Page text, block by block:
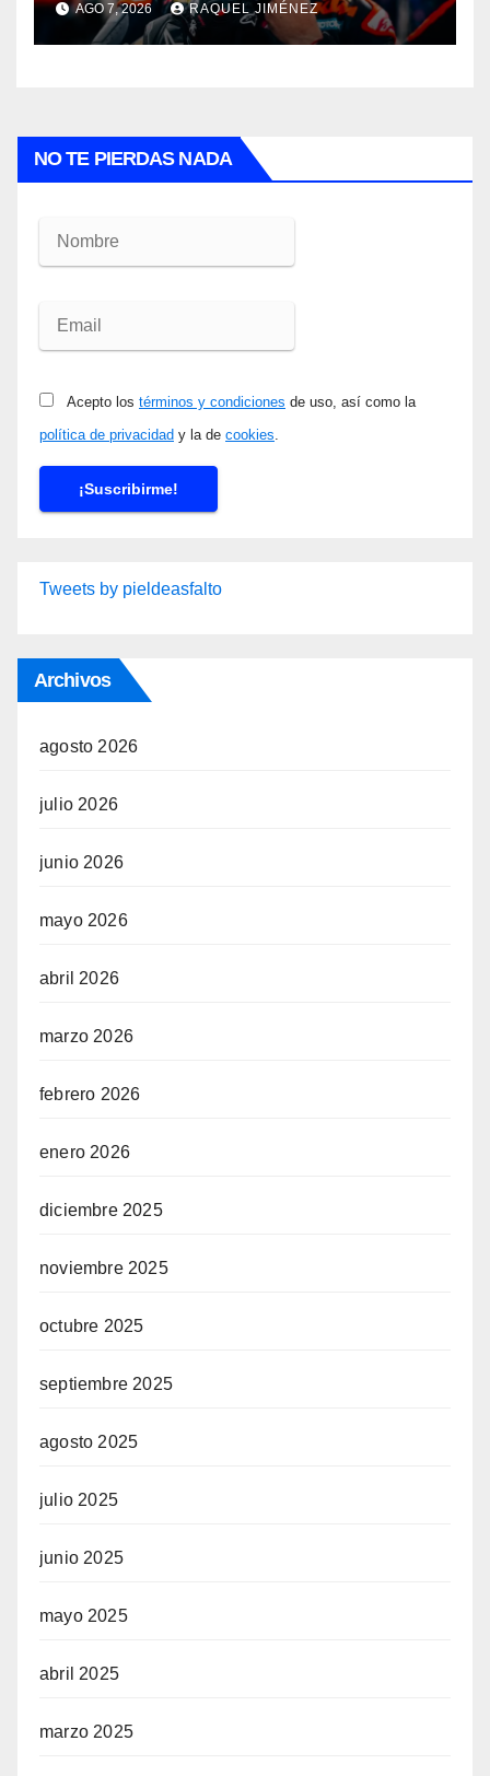
Pedro Acosta
AGO 7, 2026 RAQUEL JIMÉNEZ
NO TE PIERDAS NADA
Acepto los términos y condiciones de uso, así como la
política de privacidad y la de cookies.
Tweets by pieldeasfalto
Archivos
agosto 2026
julio 2026
junio 2026
mayo 2026
abril 2026
marzo 2026
febrero 2026
enero 2026
diciembre 2025
noviembre 2025
octubre 2025
septiembre 2025
agosto 2025
julio 2025
junio 2025
mayo 2025
abril 2025
marzo 2025